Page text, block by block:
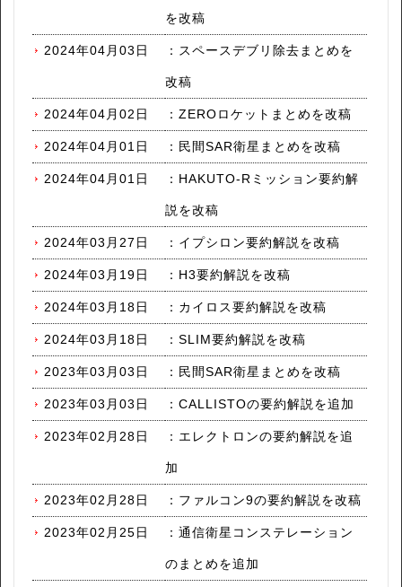
を改稿
2024年04月03日 ： スペースデブリ除去まとめを
改稿
2024年04月02日 ：ZEROロケットまとめを改稿
2024年04月01日 ： 民間SAR衛星まとめを改稿
2024年04月01日 ： HAKUTO-Rミッション要約解
説を改稿
2024年03月27日 ： イプシロン要約解説を改稿
2024年03月19日 ： H3要約解説を改稿
2024年03月18日 ： カイロス要約解説を改稿
2024年03月18日 ：SLIM要約解説を改稿
2023年03月03日 ： 民間SAR衛星まとめを改稿
2023年03月03日 ：CALLISTOの要約解説を追加
2023年02月28日 ： エレクトロンの要約解説を追
加
2023年02月28日 ： ファルコン9の要約解説を改稿
2023年02月25日 ：通信衛星コンステレーション
のまとめを追加